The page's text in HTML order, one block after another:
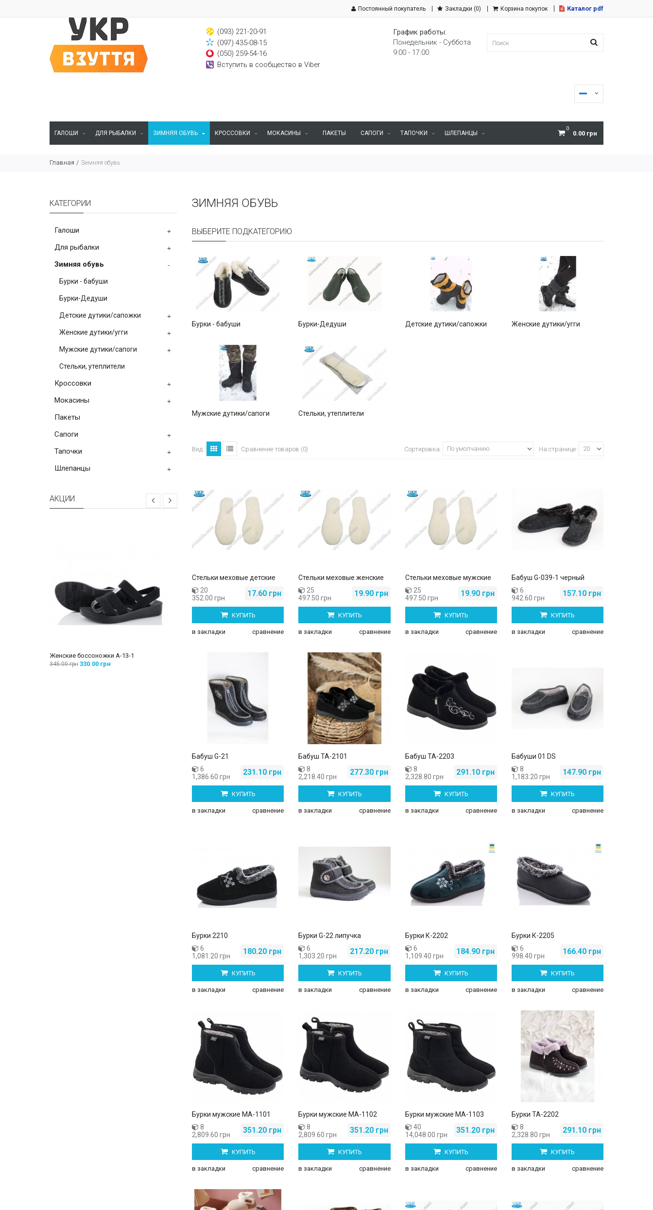
Постоянный покупатель Закладки (0) Корзина покупок Каталог pdf
(093) 221-20-91
(097) 435-08-15
(050) 259-54-16
Вступить в сообщество в Viber
График работы:
Понедельник - Суббота
9:00 - 17:00
0
0.00 грн
ГАЛОШИ ДЛЯ РЫБАЛКИ ЗИМНЯЯ ОБУВЬ КРОССОВКИ МОКАСИНЫ ПАКЕТЫ САПОГИ ТАПОЧКИ ШЛЕПАНЦЫ
Главная Зимняя обувь
КАТЕГОРИИ
Галоши +
Для рыбалки +
Зимняя обувь -
Бурки - бабуши
Бурки-Дедуши
Детские дутики/сапожки +
Женские дутики/угги +
Мужские дутики/сапоги +
Стельки, утеплители
Кроссовки +
Мокасины +
Пакеты
Сапоги
+
Тапочки +
Шлепанцы +
АКЦИИ
Женские боссоножки A-13-1
345.00 грн 330.00 грн
Женские боссоножки A-8-1
285.00 грн 260.00 грн 355.00 грн
ЗИМНЯЯ ОБУВЬ
ВЫБЕРИТЕ ПОДКАТЕГОРИЮ
Бурки - бабуши Бурки-Дедуши Детские дутики/сапожки Женские дутики/угги
Мужские дутики/сапоги Стельки, утеплители
Вид: На странице:
Сортировка:
Сравнение товаров (0)
Cтельки меховые детские
17.60 грн
20
352.00 грн
КУПИТЬ
в закладки сравнение
Cтельки меховые женские
19.90 грн
25
497.50 грн
КУПИТЬ
в закладки сравнение
Cтельки меховые мужские
19.90 грн
25
497.50 грн
КУПИТЬ
в закладки сравнение
Бабуш G-039-1 черный
157.10 грн
6
942.60 грн
КУПИТЬ
в закладки сравнение
Бабуш G-21
231.10 грн
6
1,386.60 грн
КУПИТЬ
в закладки сравнение
Бабуш ТА-2101
277.30 грн
8
2,218.40 грн
КУПИТЬ
в закладки сравнение
Бабуш ТА-2203
291.10 грн
8
2,328.80 грн
КУПИТЬ
в закладки сравнение
Бабуши 01 DS
147.90 грн
8
1,183.20 грн
КУПИТЬ
в закладки сравнение
Бурки 2210
180.20 грн
6
1,081.20 грн
КУПИТЬ
в закладки сравнение
Бурки G-22 липучка
217.20 грн
6
1,303.20 грн
КУПИТЬ
в закладки сравнение
Бурки К-2202
184.90 грн
6
1,109.40 грн
КУПИТЬ
в закладки сравнение
Бурки К-2205
166.40 грн
6
998.40 грн
КУПИТЬ
в закладки сравнение
Бурки мужские МА-1101
351.20 грн
8
2,809.60 грн
КУПИТЬ
в закладки сравнение
Бурки мужские МА-1102
351.20 грн
8
2,809.60 грн
КУПИТЬ
в закладки сравнение
Бурки мужские МА-1103
351.20 грн
40
14,048.00 грн
КУПИТЬ
в закладки сравнение
Бурки ТА-2202
291.10 грн
8
2,328.80 грн
КУПИТЬ
в закладки сравнение